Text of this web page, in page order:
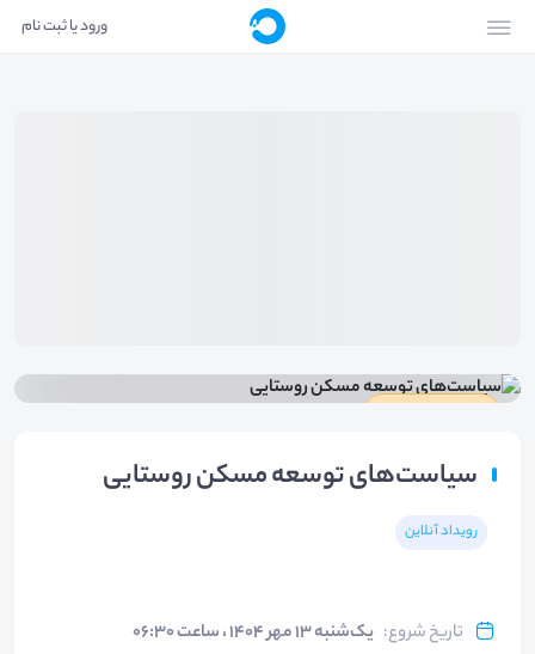
ورود یا ثبت نام
سیاست‌های توسعه مسکن روستایی
رویداد آنلاین
تاریخ شروع: یک‌شنبه ۱۳ مهر ۱۴۰۴ ، ساعت ۰۶:۳۰